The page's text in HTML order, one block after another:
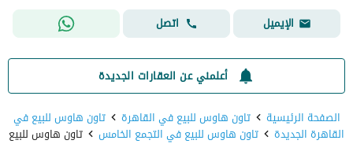
الإيميل
اتصل
أعلمني عن العقارات الجديدة
الصفحة الرئيسية
تاون هاوس للبيع في القاهرة تاون هاوس للبيع في
القاهرة الجديدة تاون هاوس للبيع في التجمع الخامس تاون هاوس للبيع